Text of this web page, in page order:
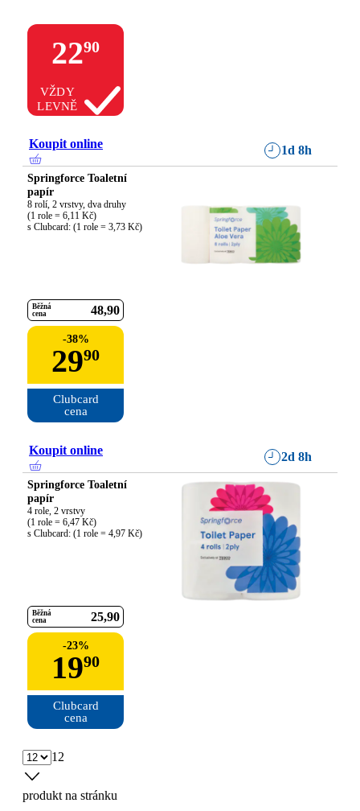
2290
VŽDY
LEVNĚ
Koupit online 1d 8h
Springforce Toaletní
papír
8 rolí, 2 vrstvy, dva druhy
(1 role = 6,11 Kč)
s Clubcard: (1 role = 3,73 Kč)
Běžná
cena
48 90
-38%
2990
Clubcard
cena
Koupit online 2d 8h
Springforce Toaletní
papír
4 role, 2 vrstvy
(1 role = 6,47 Kč)
s Clubcard: (1 role = 4,97 Kč)
Běžná
cena
25 90
-23%
1990
Clubcard
cena
12
produkt na stránku